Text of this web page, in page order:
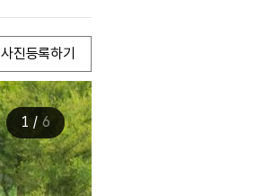
사진등록하기
1 / 6